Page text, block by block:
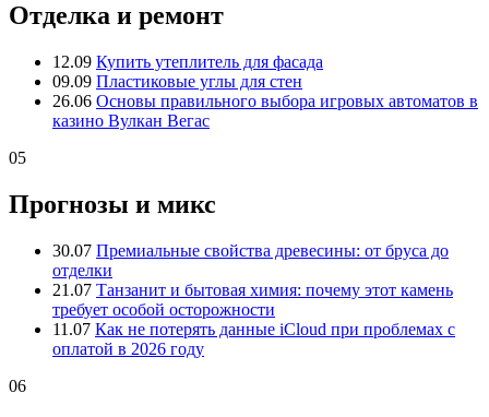
Отделка и ремонт
12.09 Купить утеплитель для фасада
09.09 Пластиковые углы для стен
26.06 Основы правильного выбора игровых автоматов в
казино Вулкан Вегас
05
Прогнозы и микс
30.07 Премиальные свойства древесины: от бруса до
отделки
21.07 Танзанит и бытовая химия: почему этот камень
требует особой осторожности
11.07 Как не потерять данные iCloud при проблемах с
оплатой в 2026 году
06